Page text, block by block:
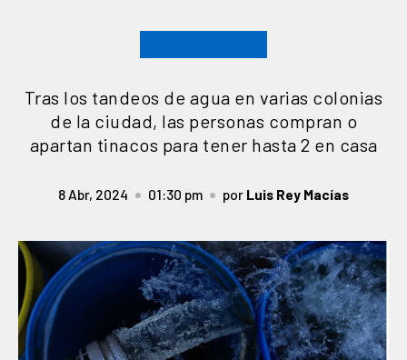
Tras los tandeos de agua en varias colonias
de la ciudad, las personas compran o
apartan tinacos para tener hasta 2 en casa
8 Abr, 2024 01:30 pm por Luis Rey Macías